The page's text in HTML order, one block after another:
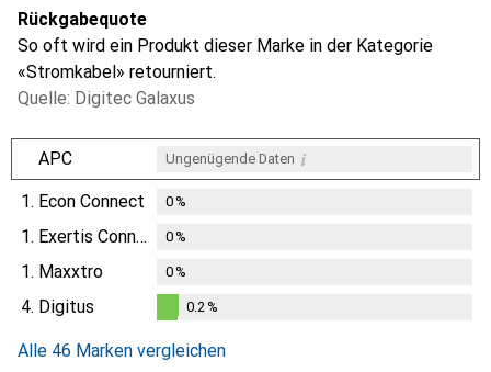
Rückgabequote
So oft wird ein Produkt dieser Marke in der Kategorie
«Stromkabel» retourniert.
Quelle: Digitec Galaxus
APC Ungenügende Daten i
1. Econ Connect 0%
1. Exertis Connect 0%
1. Maxxtro 0%
4. Digitus 0.2 %
Alle 46 Marken vergleichen